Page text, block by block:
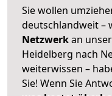
Sie wollen
deutschlandweit –
Netzwerkan
Heidelberg nach
weiterwissen –
Sie! Wenn Sie